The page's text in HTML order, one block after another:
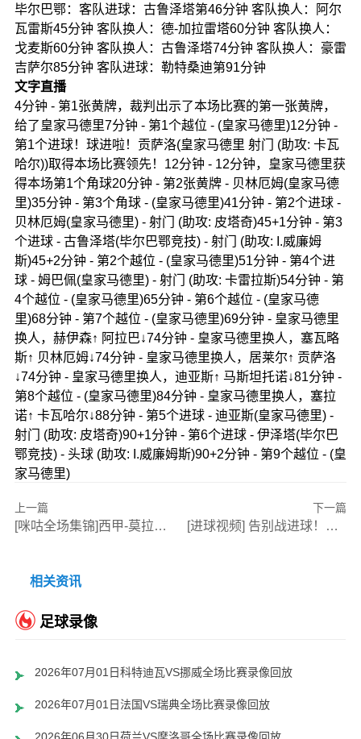
毕尔巴鄂：客队进球：古鲁泽塔第46分钟 客队换人：阿尔
瓦雷斯45分钟 客队换人：德-加拉雷塔60分钟 客队换人：
戈麦斯60分钟 客队换人：古鲁泽塔74分钟 客队换人：豪雷
吉萨尔85分钟 客队进球：勒特桑迪第91分钟
文字直播
4分钟 - 第1张黄牌，裁判出示了本场比赛的第一张黄牌，
给了皇家马德里7分钟 - 第1个越位 - (皇家马德里)12分钟 -
第1个进球！球进啦！贡萨洛(皇家马德里 射门 (助攻: 卡瓦
哈尔))取得本场比赛领先！12分钟 - 12分钟，皇家马德里获
得本场第1个角球20分钟 - 第2张黄牌 - 贝林厄姆(皇家马德
里)35分钟 - 第3个角球 - (皇家马德里)41分钟 - 第2个进球 -
贝林厄姆(皇家马德里) - 射门 (助攻: 皮塔奇)45+1分钟 - 第3
个进球 - 古鲁泽塔(毕尔巴鄂竞技) - 射门 (助攻: I.威廉姆
斯)45+2分钟 - 第2个越位 - (皇家马德里)51分钟 - 第4个进
球 - 姆巴佩(皇家马德里) - 射门 (助攻: 卡雷拉斯)54分钟 - 第
4个越位 - (皇家马德里)65分钟 - 第6个越位 - (皇家马德
里)68分钟 - 第7个越位 - (皇家马德里)69分钟 - 皇家马德里
换人，赫伊森↑ 阿拉巴↓74分钟 - 皇家马德里换人，塞瓦略
斯↑ 贝林厄姆↓74分钟 - 皇家马德里换人，居莱尔↑ 贡萨洛
↓74分钟 - 皇家马德里换人，迪亚斯↑ 马斯坦托诺↓81分钟 -
第8个越位 - (皇家马德里)84分钟 - 皇家马德里换人，塞拉
诺↑ 卡瓦哈尔↓88分钟 - 第5个进球 - 迪亚斯(皇家马德里) -
射门 (助攻: 皮塔奇)90+1分钟 - 第6个进球 - 伊泽塔(毕尔巴
鄂竞技) - 头球 (助攻: I.威廉姆斯)90+2分钟 - 第9个越位 - (皇
家马德里)
上一篇
[咪咕全场集锦]西甲-莫拉内斯破门穆里奇建功 马略卡3-0皇家奥维耶多仍遭降级
下一篇
[进球视频] 告别战进球！莱万极限抢点破门！巴萨客场先下一城！
相关资讯
足球录像
2026年07月01日科特迪瓦VS挪威全场比赛录像回放
2026年07月01日法国VS瑞典全场比赛录像回放
2026年06月30日荷兰VS摩洛哥全场比赛录像回放